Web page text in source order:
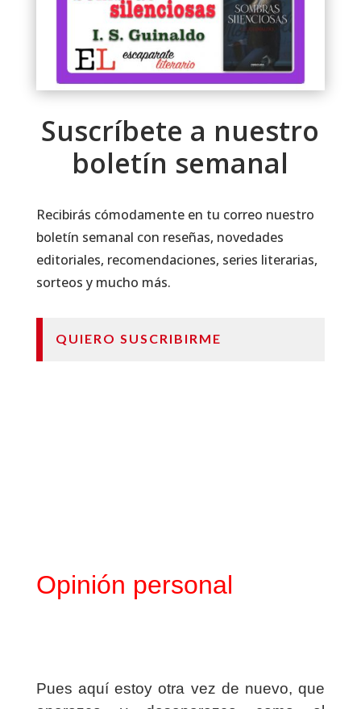
Suscríbete a nuestro
boletín semanal
Recibirás cómodamente en tu correo nuestro
boletín semanal con reseñas, novedades
editoriales, recomendaciones, series literarias,
sorteos y mucho más.
QUIERO SUSCRIBIRME
Opinión personal
Pues aquí estoy otra vez de nuevo, que